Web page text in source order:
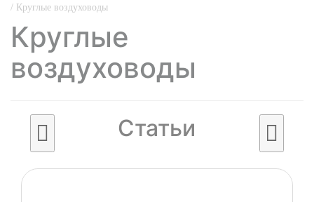
/ Круглые воздуховоды
Круглые
воздуховоды
Статьи